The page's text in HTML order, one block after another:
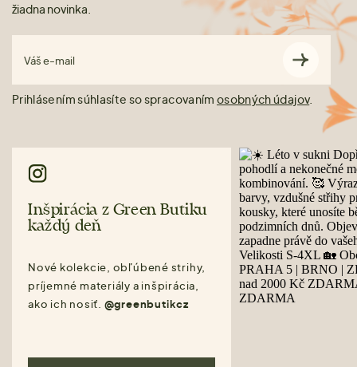
žiadna novinka.
Váš e-mail
Prihlásením súhlasíte so spracovaním osobných údajov.
Inšpirácia z Green Butiku
každý deň
Nové kolekcie, obľúbené strihy,
príjemné materiály a inšpirácia,
ako ich nosiť. @greenbutikcz